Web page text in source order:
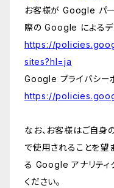
お客様が Google パー
際の Google によるデ
https://
sites?hl=ja
Google プライバシー
https://
なお、お客様はご自身
で使用されることを
る Google アナリティ
ください。